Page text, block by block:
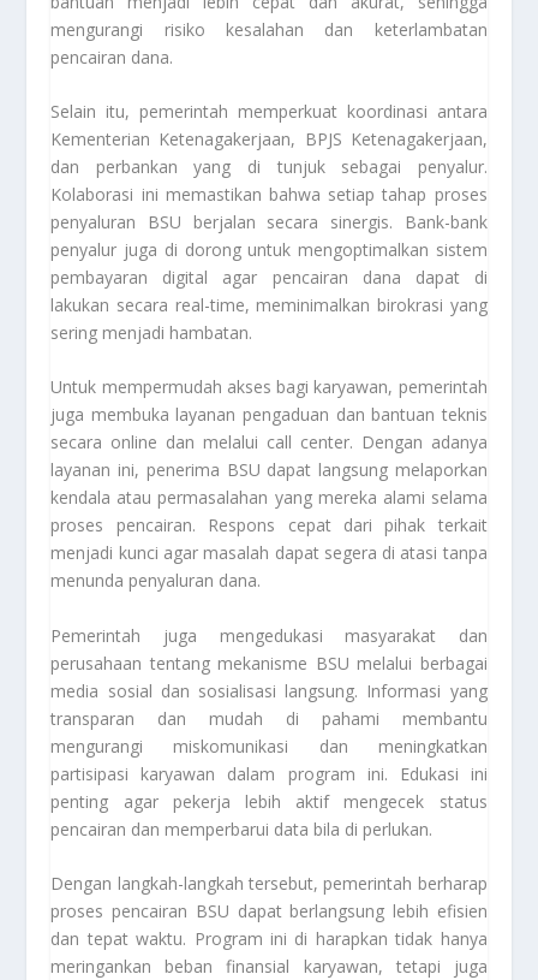
mengurangi risiko kesalahan dan keterlambatan
pencairan dana.
Selain itu, pemerintah memperkuat koordinasi antara
Kementerian Ketenagakerjaan, BPJS Ketenagakerjaan,
dan perbankan yang di tunjuk sebagai penyalur.
Kolaborasi ini memastikan bahwa setiap tahap proses
penyaluran BSU berjalan secara sinergis. Bank-bank
penyalur juga di dorong untuk mengoptimalkan sistem
pembayaran digital agar pencairan dana dapat di
lakukan secara real-time, meminimalkan birokrasi yang
sering menjadi hambatan.
Untuk mempermudah akses bagi karyawan, pemerintah
juga membuka layanan pengaduan dan bantuan teknis
secara online dan melalui call center. Dengan adanya
layanan ini, penerima BSU dapat langsung melaporkan
kendala atau permasalahan yang mereka alami selama
proses pencairan. Respons cepat dari pihak terkait
menjadi kunci agar masalah dapat segera di atasi tanpa
menunda penyaluran dana.
Pemerintah juga mengedukasi masyarakat dan
perusahaan tentang mekanisme BSU melalui berbagai
media sosial dan sosialisasi langsung. Informasi yang
transparan dan mudah di pahami membantu
mengurangi miskomunikasi dan meningkatkan
partisipasi karyawan dalam program ini. Edukasi ini
penting agar pekerja lebih aktif mengecek status
pencairan dan memperbarui data bila di perlukan.
Dengan langkah-langkah tersebut, pemerintah berharap
proses pencairan BSU dapat berlangsung lebih efisien
dan tepat waktu. Program ini di harapkan tidak hanya
meringankan beban finansial karyawan, tetapi juga